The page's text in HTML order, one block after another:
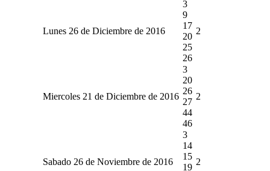
Lunes 26 de Diciembre de 2016
3
9
17
20
25
26
2
Miercoles 21 de Diciembre de 2016
3
20
26
27
44
46
2
Sabado 26 de Noviembre de 2016
3
14
15
19
2